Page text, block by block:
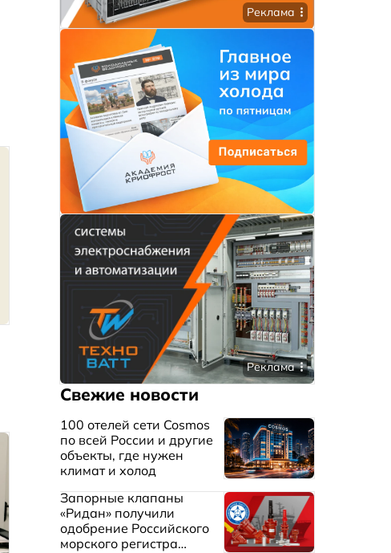
Реклама
Реклама
Свежие новости
100 отелей сети Cosmos
по всей России и другие
объекты, где нужен
климат и холод
Запорные клапаны
«Ридан» получили
одобрение Российского
морского регистра